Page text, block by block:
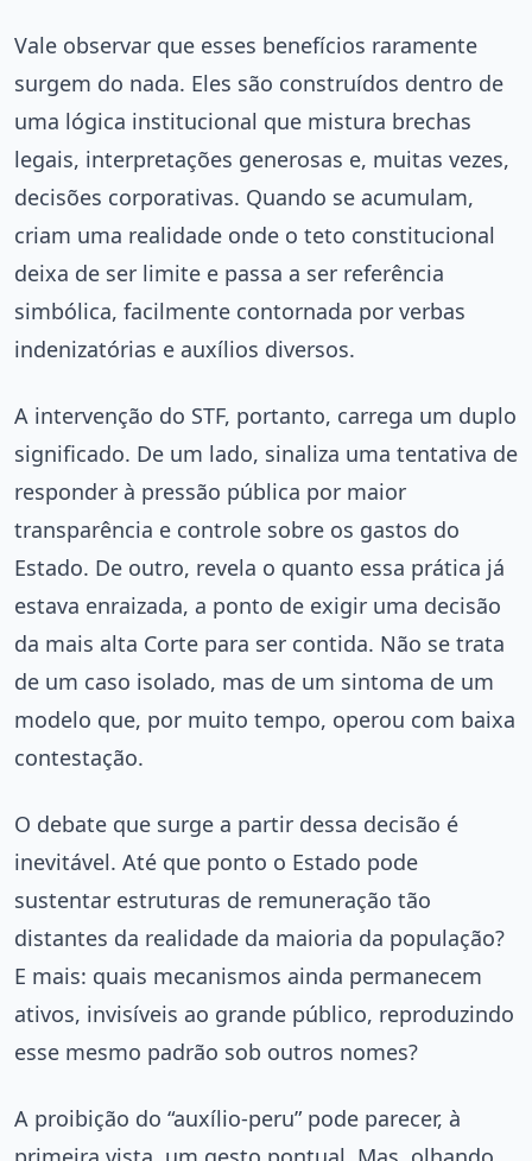
Vale observar que esses benefícios raramente
surgem do nada. Eles são construídos dentro de
uma lógica institucional que mistura brechas
legais, interpretações generosas e, muitas vezes,
decisões corporativas. Quando se acumulam,
criam uma realidade onde o teto constitucional
deixa de ser limite e passa a ser referência
simbólica, facilmente contornada por verbas
indenizatórias e auxílios diversos.
A intervenção do STF, portanto, carrega um duplo
significado. De um lado, sinaliza uma tentativa de
responder à pressão pública por maior
transparência e controle sobre os gastos do
Estado. De outro, revela o quanto essa prática já
estava enraizada, a ponto de exigir uma decisão
da mais alta Corte para ser contida. Não se trata
de um caso isolado, mas de um sintoma de um
modelo que, por muito tempo, operou com baixa
contestação.
O debate que surge a partir dessa decisão é
inevitável. Até que ponto o Estado pode
sustentar estruturas de remuneração tão
distantes da realidade da maioria da população?
E mais: quais mecanismos ainda permanecem
ativos, invisíveis ao grande público, reproduzindo
esse mesmo padrão sob outros nomes?
A proibição do “auxílio-peru” pode parecer, à